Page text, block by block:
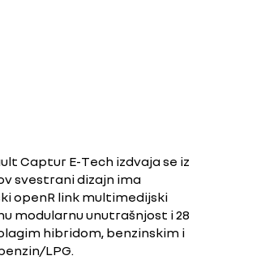
Captur E-Tech izdvaja se iz
svestrani dizajn ima
openR link multimedijski
modularnu unutrašnjost i 28
hibridom, benzinskim i
LPG.